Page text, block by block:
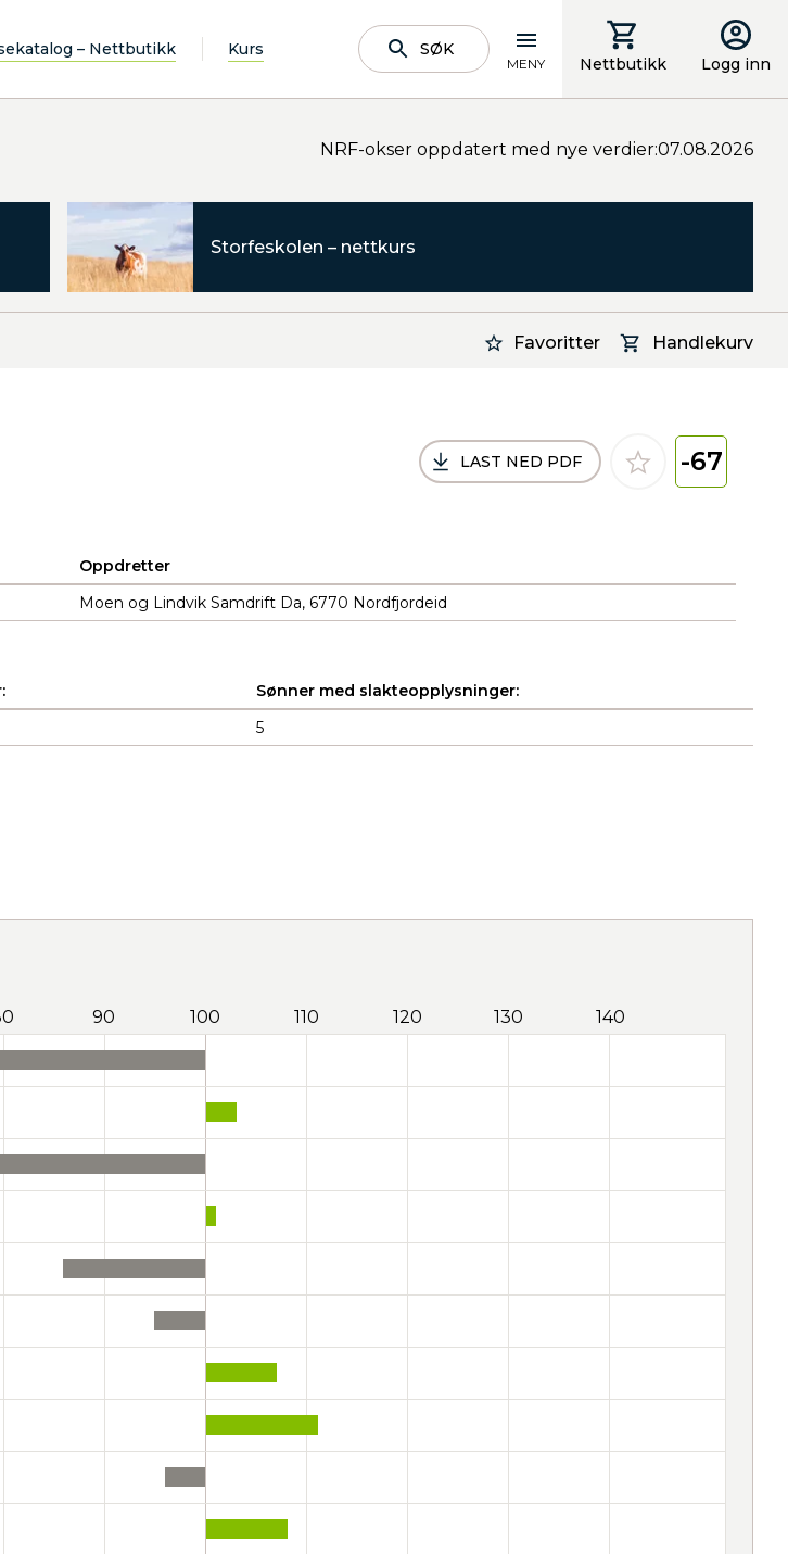
– Nettbutikk Kurs SØK
MENY Nettbutikk Logg inn
NRF-okser oppdatert med nye verdier:07.08.2026
Storfeskolen – nettkurs
Favoritter Handlekurv
LAST NED PDF -67
Oppdretter
Moen og Lindvik Samdrift Da, 6770 Nordfjordeid
Sønner med slakteopplysninger:
5
90 100 110 120 130 140